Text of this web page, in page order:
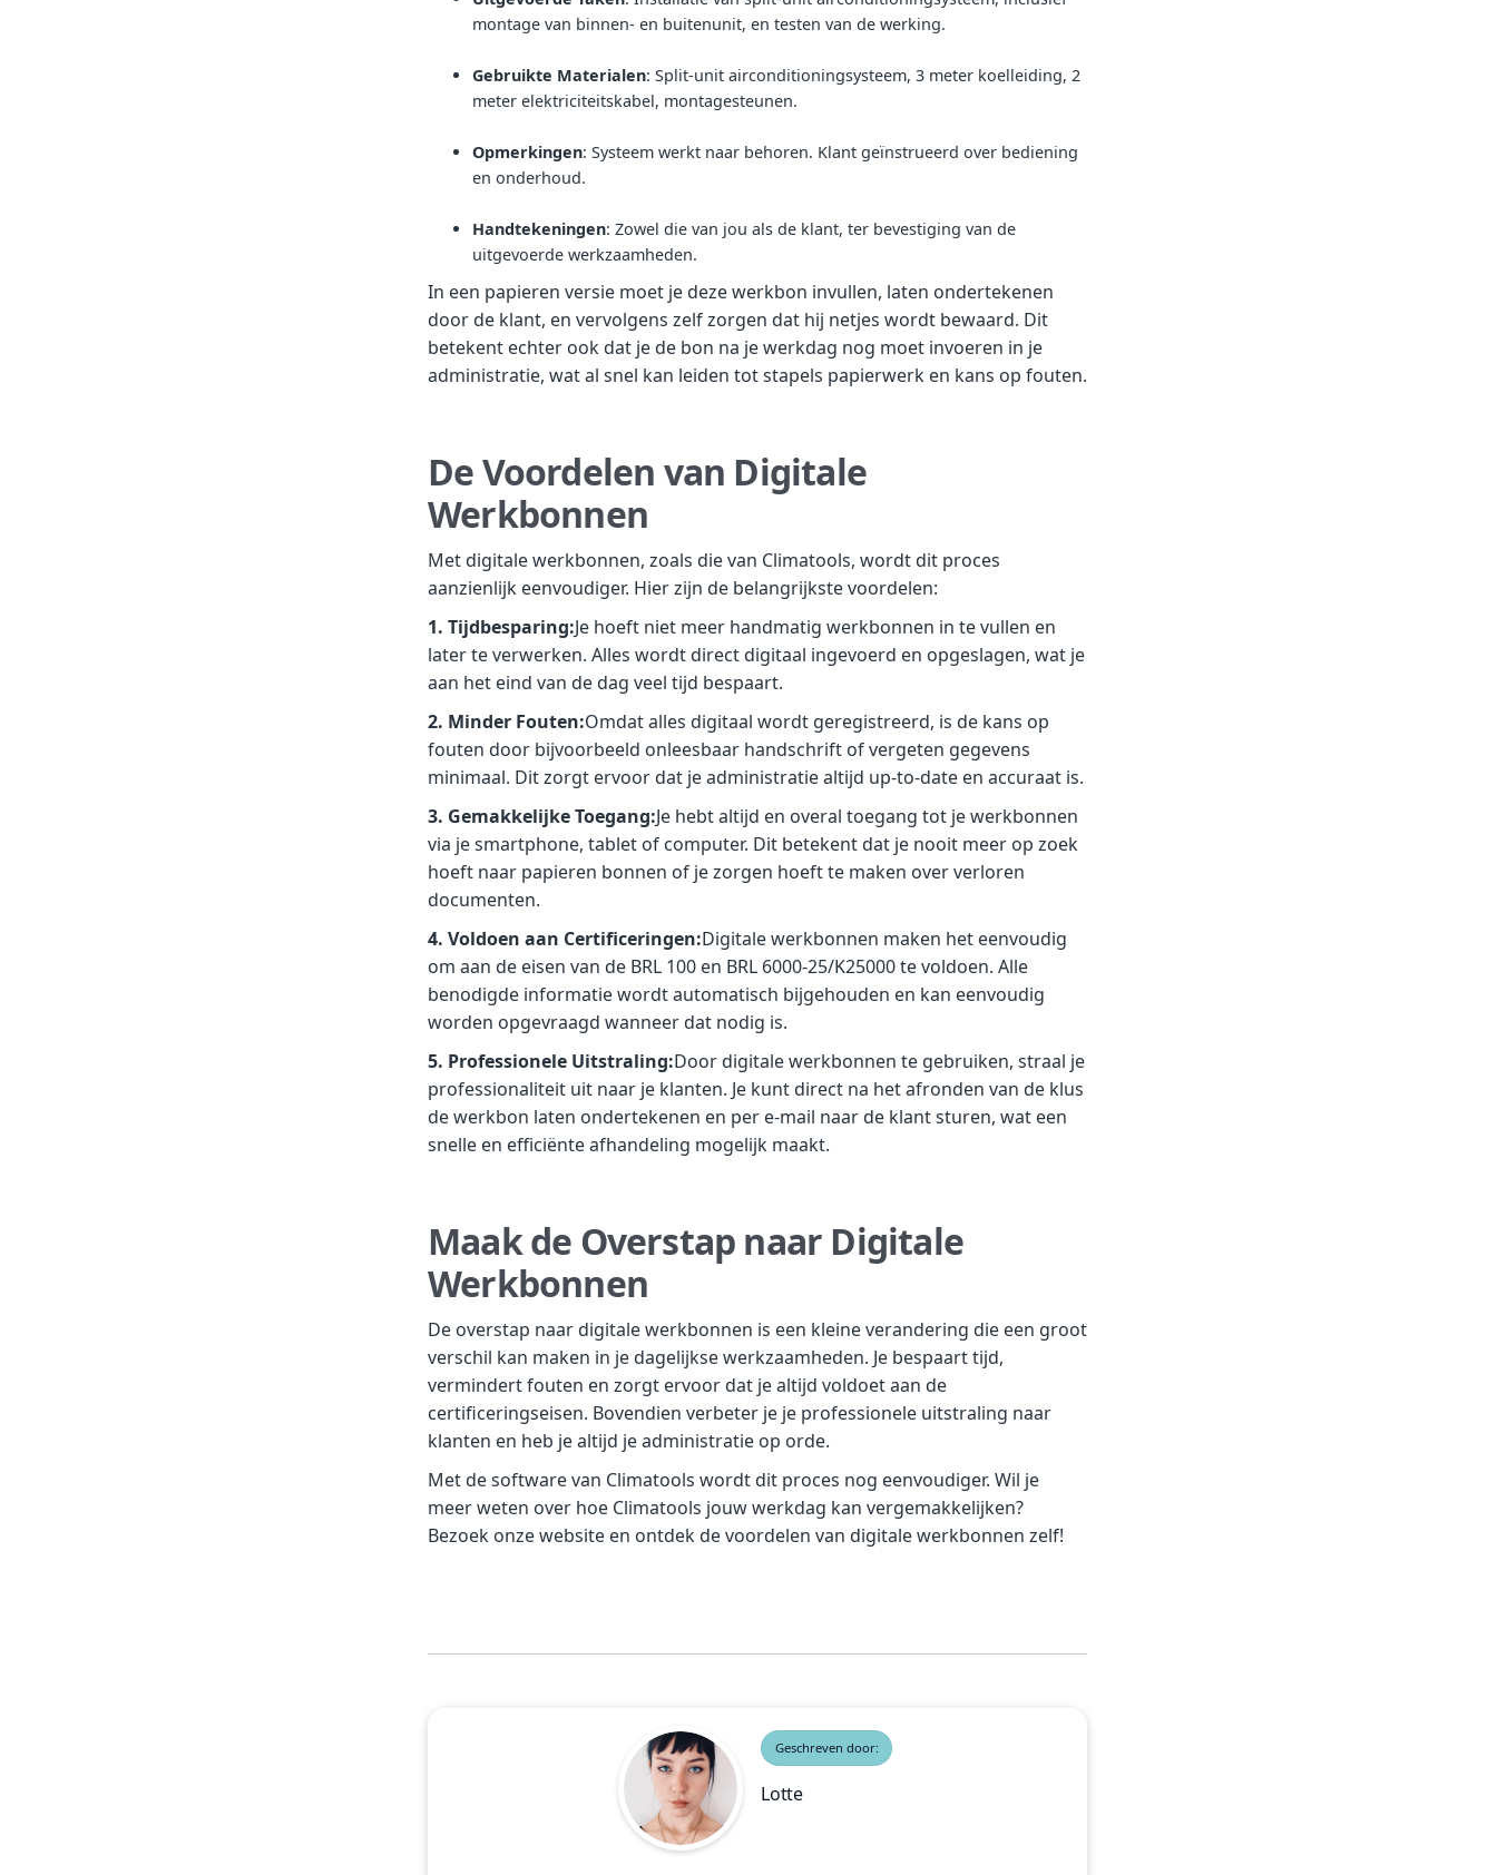
montage van binnen- en buitenunit, en testen van de werking.
Gebruikte Materialen: Split-unit airconditioningsysteem, 3 meter koelleiding, 2
meter elektriciteitskabel, montagesteunen.
Opmerkingen: Systeem werkt naar behoren. Klant geïnstrueerd over bediening
en onderhoud.
Handtekeningen: Zowel die van jou als de klant, ter bevestiging van de
uitgevoerde werkzaamheden.
In een papieren versie moet je deze werkbon invullen, laten ondertekenen
door de klant, en vervolgens zelf zorgen dat hij netjes wordt bewaard. Dit
betekent echter ook dat je de bon na je werkdag nog moet invoeren in je
administratie, wat al snel kan leiden tot stapels papierwerk en kans op fouten.
De Voordelen van Digitale
Werkbonnen
Met digitale werkbonnen, zoals die van Climatools, wordt dit proces
aanzienlijk eenvoudiger. Hier zijn de belangrijkste voordelen:
1. Tijdbesparing:Je hoeft niet meer handmatig werkbonnen in te vullen en
later te verwerken. Alles wordt direct digitaal ingevoerd en opgeslagen, wat je
aan het eind van de dag veel tijd bespaart.
2. Minder Fouten:Omdat alles digitaal wordt geregistreerd, is de kans op
fouten door bijvoorbeeld onleesbaar handschrift of vergeten gegevens
minimaal. Dit zorgt ervoor dat je administratie altijd up-to-date en accuraat is.
3. Gemakkelijke Toegang:Je hebt altijd en overal toegang tot je werkbonnen
via je smartphone, tablet of computer. Dit betekent dat je nooit meer op zoek
hoeft naar papieren bonnen of je zorgen hoeft te maken over verloren
documenten.
4. Voldoen aan Certificeringen:Digitale werkbonnen maken het eenvoudig
om aan de eisen van de BRL 100 en BRL 6000-25/K25000 te voldoen. Alle
benodigde informatie wordt automatisch bijgehouden en kan eenvoudig
worden opgevraagd wanneer dat nodig is.
5. Professionele Uitstraling:Door digitale werkbonnen te gebruiken, straal je
professionaliteit uit naar je klanten. Je kunt direct na het afronden van de klus
de werkbon laten ondertekenen en per e-mail naar de klant sturen, wat een
snelle en efficiënte afhandeling mogelijk maakt.
Maak de Overstap naar Digitale
Werkbonnen
De overstap naar digitale werkbonnen is een kleine verandering die een groot
verschil kan maken in je dagelijkse werkzaamheden. Je bespaart tijd,
vermindert fouten en zorgt ervoor dat je altijd voldoet aan de
certificeringseisen. Bovendien verbeter je je professionele uitstraling naar
klanten en heb je altijd je administratie op orde.
Met de software van Climatools wordt dit proces nog eenvoudiger. Wil je
meer weten over hoe Climatools jouw werkdag kan vergemakkelijken?
Bezoek onze website en ontdek de voordelen van digitale werkbonnen zelf!
Geschreven door:
Lotte